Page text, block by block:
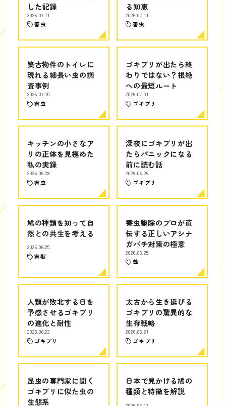
した記録
2026.07.11
害虫
る知恵
2026.07.11
害虫
築古物件のトイレに
現れる細長い虫の調
査事例
2026.07.10
害虫
ゴキブリが出たら終
わりではない？根絶
への最短ルート
2026.07.01
ゴキブリ
キッチンの小さなア
リの正体を見極めた
私の実録
2026.06.28
害虫
深夜にゴキブリが出
たらパニックになる
前に読む話
2026.06.26
ゴキブリ
鳩の種類を知って自
然との共生を考える
2026.06.25
害獣
害虫駆除のプロが直
伝する正しいアシナ
ガバチ対策の極意
2026.06.25
蜂
人類が敗北する日を
予感させるゴキブリ
の進化と耐性
2026.06.22
ゴキブリ
太古から生き延びる
ゴキブリの驚異的な
生存戦略
2026.06.21
ゴキブリ
昆虫の専門家に聞く
ゴキブリに似た虫の
生態系
日本で見かける鳩の
種類と特徴を解説